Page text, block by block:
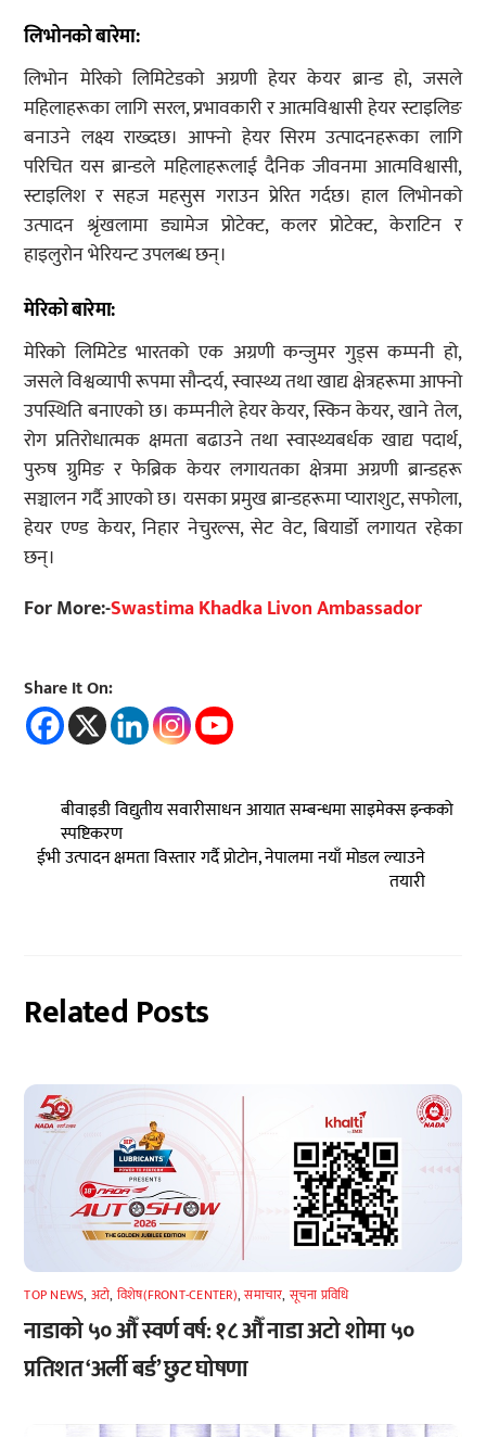
लिभोनको बारेमा:
लिभोन मेरिको लिमिटेडको अग्रणी हेयर केयर ब्रान्ड हो, जसले
महिलाहरूका लागि सरल, प्रभावकारी र आत्मविश्वासी हेयर स्टाइलिङ
बनाउने लक्ष्य राख्दछ। आफ्नो हेयर सिरम उत्पादनहरूका लागि
परिचित यस ब्रान्डले महिलाहरूलाई दैनिक जीवनमा आत्मविश्वासी,
स्टाइलिश र सहज महसुस गराउन प्रेरित गर्दछ। हाल लिभोनको
उत्पादन श्रृंखलामा ड्यामेज प्रोटेक्ट, कलर प्रोटेक्ट, केराटिन र
हाइलुरोन भेरियन्ट उपलब्ध छन्।
मेरिकोबारेमा:
मेरिको लिमिटेड भारतको एक अग्रणी कन्जुमर गुड्स कम्पनी हो,
जसले विश्वव्यापी रूपमा सौन्दर्य, स्वास्थ्य तथा खाद्य क्षेत्रहरूमा आफ्नो
उपस्थिति बनाएको छ। कम्पनीले हेयर केयर, स्किन केयर, खाने तेल,
रोग प्रतिरोधात्मक क्षमता बढाउने तथा स्वास्थ्यबर्धक खाद्य पदार्थ,
पुरुष ग्रुमिङ र फेब्रिक केयर लगायतका क्षेत्रमा अग्रणी ब्रान्डहरू
सञ्चालन गर्दै आएको छ। यसका प्रमुख ब्रान्डहरूमा प्याराशुट, सफोला,
हेयर एण्ड केयर, निहार नेचुरल्स, सेट वेट, बियार्डो लगायत रहेका
छन्।
For More:-Swastima Khadka Livon Ambassador
Share It On:
बीवाइडी विद्युतीय सवारीसाधन आयात सम्बन्धमा साइमेक्स इन्कको
स्पष्टिकरण
ईभी उत्पादन क्षमता विस्तार गर्दै प्रोटोन, नेपालमा नयाँ मोडल ल्याउने
तयारी
Related Posts
TOP NEWS, अटाे, विशेष(FRONT-CENTER),समाचार, सूचना प्रविधि
नाडाको ५० औँ स्वर्ण वर्ष: १८ औँ नाडा अटो शोमा ५०
प्रतिशत ‘अर्ली बर्ड’ छुट घोषणा